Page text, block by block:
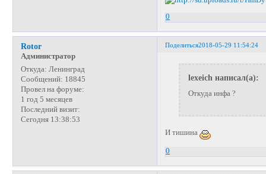
0
Поделиться2018-05-29 11:54:24
Rotor
Администратор
Откуда: Ленинград
Сообщений: 18845
Провел на форуме:
1 год 5 месяцев
Последний визит:
Сегодня 13:38:53
lexeich написал(а):
Откуда инфа ?
И тишина
0